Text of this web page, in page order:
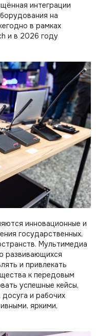
интеграции
на
в рамках
и в 2026 году
инновационные и
государственных,
Мультимедиа
развивающихся
и привлекать
к передовым
успешные кейсы,
и рабочих
яркими,